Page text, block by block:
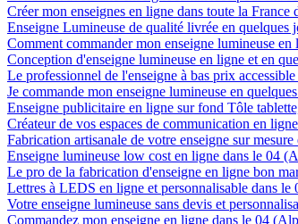
Créer mon enseignes en ligne dans toute la
Enseigne Lumineuse de qualité livrée en quelques
Comment commander mon enseigne lumineuse
Conception d'enseigne lumineuse en ligne et en
Le professionnel de l'enseigne à bas prix
Je commande mon enseigne lumineuse en
Enseigne publicitaire en ligne sur fond Tôle
Créateur de vos espaces de communication en
Fabrication artisanale de votre enseigne sur
Enseigne lumineuse low cost en ligne dans le 04
Le pro de la fabrication d'enseigne en ligne bon
Lettres à LEDS en ligne et personnalisable dans
Votre enseigne lumineuse sans devis et
Commandez mon enseigne en ligne dans le 04